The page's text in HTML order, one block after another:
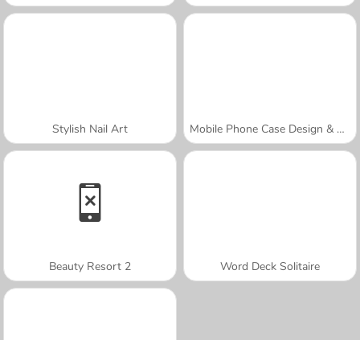
Stylish Nail Art Mobile Phone Case Design & DIY
Beauty Resort 2 Word Deck Solitaire